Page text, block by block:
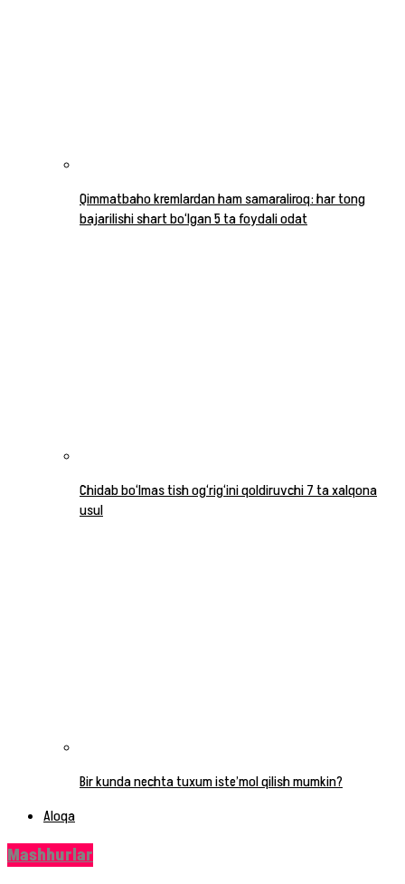
Qimmatbaho kremlardan ham samaraliroq: har tong
bajarilishi shart bo‘lgan 5 ta foydali odat
Chidab bo‘lmas tish og‘rig‘ini qoldiruvchi 7 ta xalqona
usul
Bir kunda nechta tuxum iste’mol qilish mumkin?
Aloqa
Mashhurlar